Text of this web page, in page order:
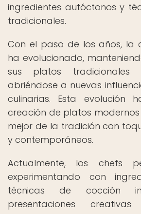
ingredientes autóctonos y
tradicionales.
Con el paso de los años, la
ha evolucionado,
sus platos tradicionales
abriéndose a nuevas
culinarias. Esta evolución
creación de platos
mejor de la tradición con
y contemporáneos.
Actualmente, los chefs
experimentando con
técnicas de cocción
presentaciones